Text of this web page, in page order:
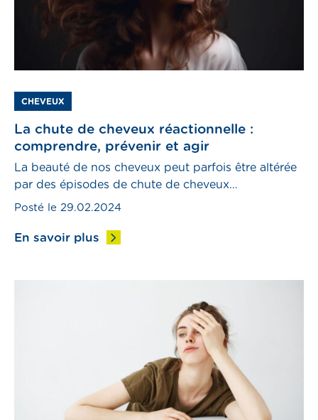
CHEVEUX
La chute de cheveux réactionnelle :
comprendre, prévenir et agir
La beauté de nos cheveux peut parfois être altérée
par des épisodes de chute de cheveux
réactionnelle. Pourquoi cela se produit-il et
anormale ? Dans cet article, nous explorerons les
Posté le 29.02.2024
En savoir plus